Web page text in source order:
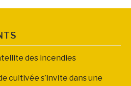
des incendies
cultivée s’invite dans une